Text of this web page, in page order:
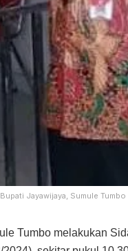
Bupati Jayawijaya, Sumule
Tumbo melakukan